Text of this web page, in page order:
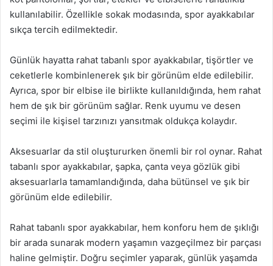
kullanılabilir. Özellikle sokak modasında, spor ayakkabılar
sıkça tercih edilmektedir.
Günlük hayatta rahat tabanlı spor ayakkabılar, tişörtler ve
ceketlerle kombinlenerek şık bir görünüm elde edilebilir.
Ayrıca, spor bir elbise ile birlikte kullanıldığında, hem rahat
hem de şık bir görünüm sağlar. Renk uyumu ve desen
seçimi ile kişisel tarzınızı yansıtmak oldukça kolaydır.
Aksesuarlar da stil oluştururken önemli bir rol oynar. Rahat
tabanlı spor ayakkabılar, şapka, çanta veya gözlük gibi
aksesuarlarla tamamlandığında, daha bütünsel ve şık bir
görünüm elde edilebilir.
Rahat tabanlı spor ayakkabılar, hem konforu hem de şıklığı
bir arada sunarak modern yaşamın vazgeçilmez bir parçası
haline gelmiştir. Doğru seçimler yaparak, günlük yaşamda